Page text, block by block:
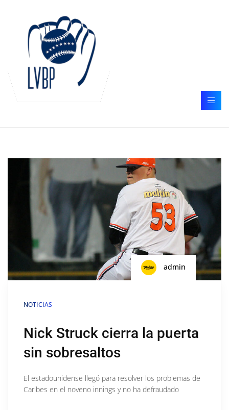
admin
NOTICIAS
Nick Struck cierra la puerta
sin sobresaltos
El estadounidense llegó para resolver los problemas de
Caribes en el noveno innings y no ha defraudado